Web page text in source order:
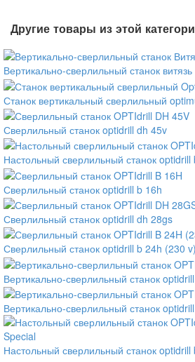
Другие товары из этой
Вертикально-сверлильный станок
Станок вертикальный сверлильный
Сверлильный станок optidrill dh 45v
Настольный сверлильный станок
Сверлильный станок optidrill b 16h
Сверлильный станок optidrill dh 28gs
Сверлильный станок optidrill b 24h (230 v)
Вертикально-сверлильный станок
Вертикально-сверлильный станок
Настольный сверлильный станок